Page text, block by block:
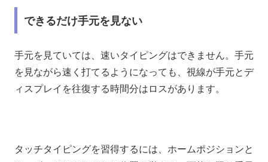
できるだけ手元を見ない
手元を見ていては、速いタイピングはできません。手元
を見ながら速く打てるようになっても、視線が手元とデ
ィスプレイを往復する時間分はロスがあります。
タッチタイピングを習得するには、ホームポジションと